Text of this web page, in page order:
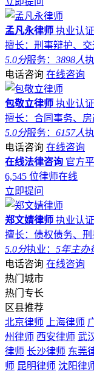
孟凡永律师 执业认证
擅长：刑事辩护、
5.0分服务： 3898人
电话咨询 在线咨询
包敬立律师 执业认证
擅长：合同事务、
5.0分服务： 6157人
电话咨询 在线咨询
在线法律咨询 官方
6,545 位律师在线
立即提问
郑文婧律师 执业认证
擅长：债权债务、
5.0分执业： 5年主办
电话咨询 在线咨询
热门城市
热门专长
区县推荐
北京律师
上海律师
州律师 西安律师 武
律师 长沙律师 东莞
师 昆明律师 沈阳律